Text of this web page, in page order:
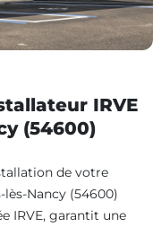
IRVE
(54600)
de votre
Nancy (54600)
IRVE, garantit une